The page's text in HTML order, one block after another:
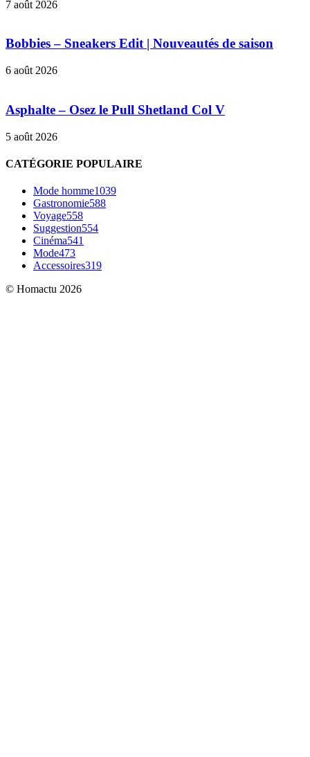
7 août 2026
Bobbies – Sneakers Edit | Nouveautés de saison
6 août 2026
Asphalte – Osez le Pull Shetland Col V
5 août 2026
CATÉGORIE POPULAIRE
Mode homme1039
Gastronomie588
Voyage558
Suggestion554
Cinéma541
Mode473
Accessoires319
© Homactu 2026